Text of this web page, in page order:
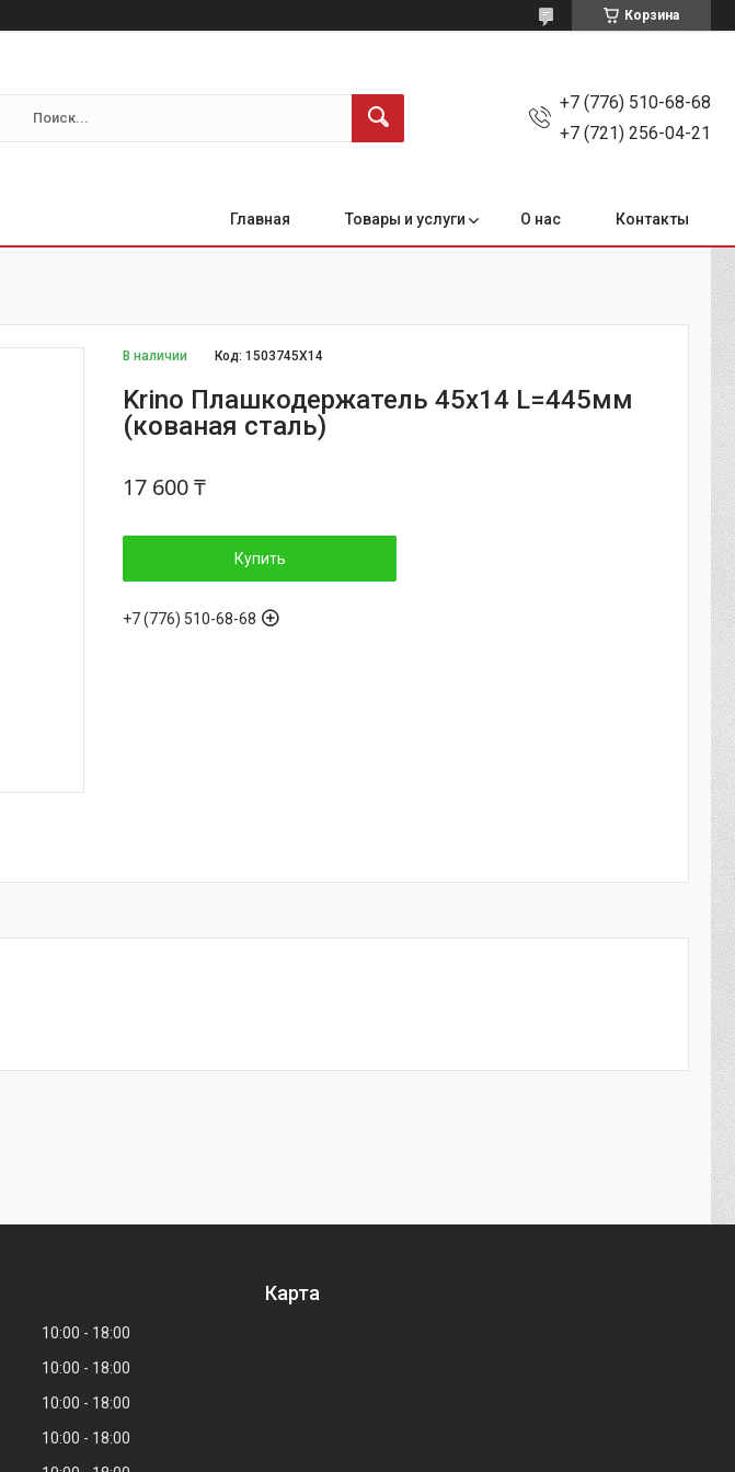
Корзина
+7 (776) 510-68-68
+7 (721) 256-04-21
Главная Товары и услуги О нас Контакты
В наличии Код:1503745Х14
Krino Плашкодержатель 45х14 L=445мм
(кованая сталь)
17 600 ₸
Купить
+7 (776) 510-68-68
10:00
18:00
10:00
18:00
10:00
18:00
10:00
18:00
Карта